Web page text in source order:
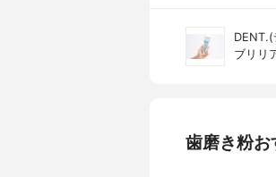
ブリリ
歯磨き粉